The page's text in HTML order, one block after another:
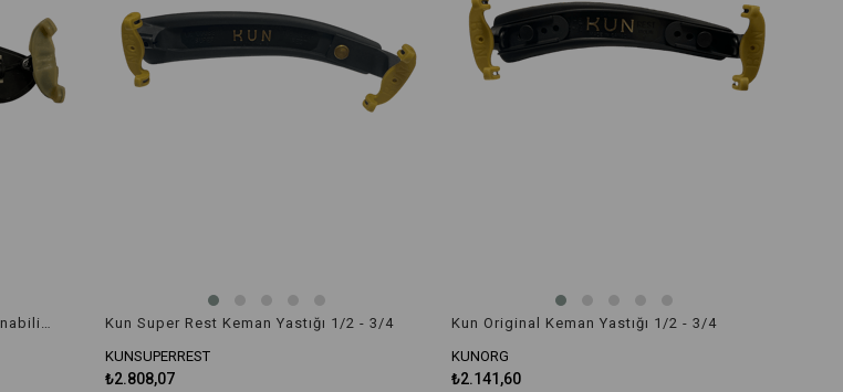
Kun Super Rest Keman Yastığı 1/2 - 3/4
KUNSUPERREST
₺2.808,07
Kun Original Keman Yastığı 1/2 - 3/4
KUNORG
₺2.141,60